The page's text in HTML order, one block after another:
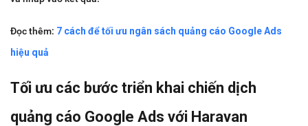
Đọc thêm: 7 cách để tối ưu ngân sách quảng cáo Google Ads
hiệu quả
Tối ưu các bước triển khai chiến dịch
quảng cáo Google Ads với Haravan